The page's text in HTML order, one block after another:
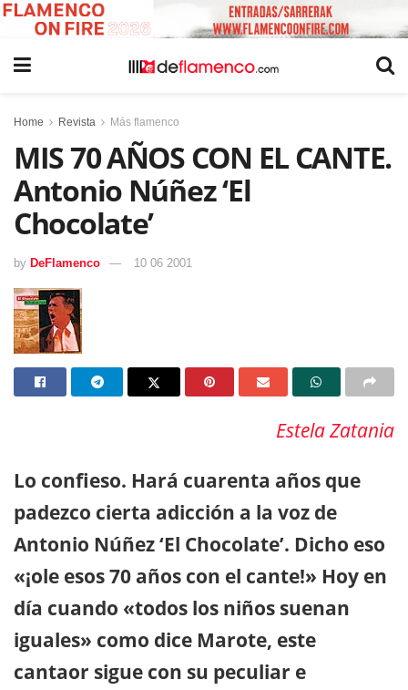
Home Revista Más flamenco
MIS 70 AÑOS CON EL CANTE.
Antonio Núñez ‘El
Chocolate’
by DeFlamenco 10 06 2001
Estela Zatania
Lo confieso. Hará cuarenta años que
padezco cierta adicción a la voz de
Antonio Núñez ‘El Chocolate’. Dicho eso
«¡ole esos 70 años con el cante!» Hoy en
día cuando «todos los niños suenan
iguales» como dice Marote, este
cantaor sigue con su peculiar e